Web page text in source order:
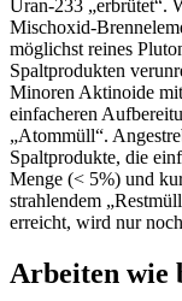
Uran-233 „erbrütet“.
Mischoxid-
möglichst reines
Spaltprodukten
Minoren Aktinoide
einfacheren
„Atommüll“.
Spaltprodukte, die
Menge (< 5%) und
strahlendem
erreicht, wird nur
Arbeiten wie